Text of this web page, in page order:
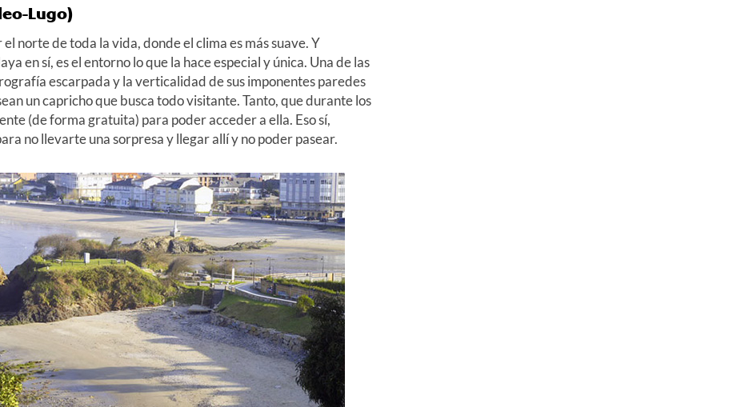
Lugo)
norte de toda la vida, donde el clima es más suave. Y
en sí, es el entorno lo que la hace especial y única. Una de las
escarpada y la verticalidad de sus imponentes paredes
un capricho que busca todo visitante. Tanto, que durante los
(de forma gratuita) para poder acceder a ella. Eso sí,
no llevarte una sorpresa y llegar allí y no poder pasear.